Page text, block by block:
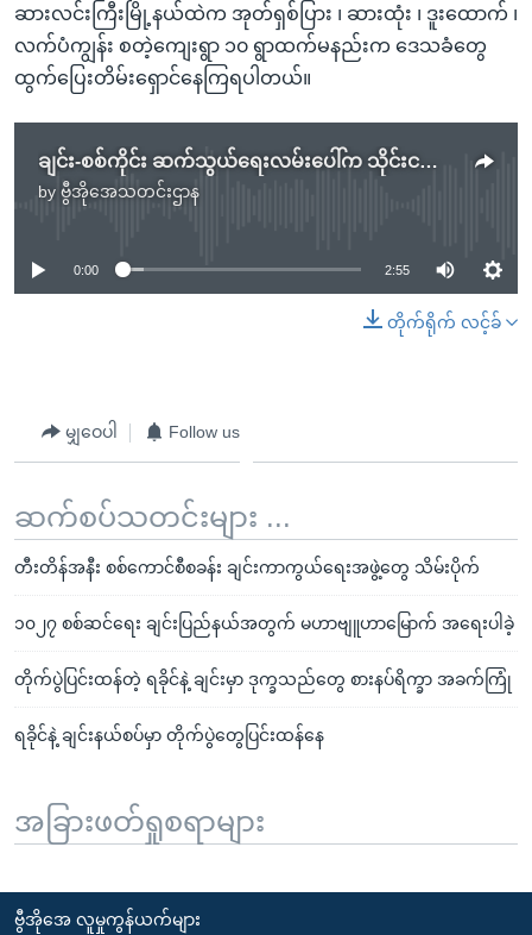
ဆားလင်းကြီးမြို့နယ်ထဲက အုတ်ရှစ်ပြား ၊ ဆားထုံး ၊ ဒူးထောက် ၊
လက်ပံကျွန်း စတဲ့ကျေးရွာ ၁၀ ရွာထက်မနည်းက ဒေသခံတွေ
ထွက်ပြေးတိမ်းရှောင်နေကြရပါတယ်။
ချင်း-စစ်ကိုင်း ဆက်သွယ်ရေးလမ်းပေါ်က သိုင်းငင်းစခန်း စစ်ကောင်စီတပ် ပြန်သိမ်းဖို့ ပြင်ဆင်
by ဗွီအိုအေသတင်းဌာန
No media source currently available
0:00 2:55
တိုက်ရိုက် လင့်ခ်
မျှဝေပါ Follow us
ဆက်စပ်သတင်းများ ...
တီးတိန်အနီး စစ်ကောင်စီစခန်း ချင်းကာကွယ်ရေးအဖွဲ့တွေ သိမ်းပိုက်
၁၀၂၇ စစ်ဆင်ရေး ချင်းပြည်နယ်အတွက် မဟာဗျူဟာမြောက် အရေးပါခဲ့
တိုက်ပွဲပြင်းထန်တဲ့ ရခိုင်နဲ့ ချင်းမှာ ဒုက္ခသည်တွေ စားနပ်ရိက္ခာ အခက်ကြုံ
ရခိုင်နဲ့ ချင်းနယ်စပ်မှာ တိုက်ပွဲတွေပြင်းထန်နေ
အခြားဖတ်ရှုစရာများ
ဗွီအိုအေ လူမှုကွန်ယက်များ